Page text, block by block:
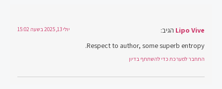
Lipo Vive הגיב: יולי 13, 2025 בשעה 15:02
Respect to author, some superb entropy.
התחבר למערכת כדי להשתתף בדיון